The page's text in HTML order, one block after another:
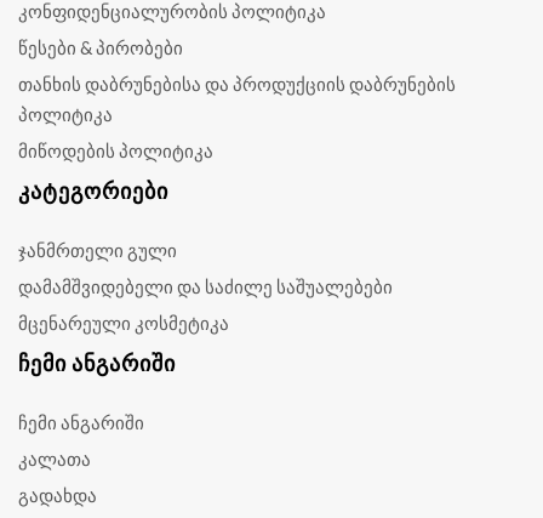
კონფიდენციალურობის პოლიტიკა
წესები & პირობები
თანხის დაბრუნებისა და პროდუქციის დაბრუნების
პოლიტიკა
მიწოდების პოლიტიკა
ᲙᲐᲢᲔᲒᲝᲠᲘᲔᲑᲘ
ჯანმრთელი გული
დამამშვიდებელი და საძილე საშუალებები
მცენარეული კოსმეტიკა
ᲩᲔᲛᲘ ᲐᲜᲒᲐᲠᲘᲨᲘ
ჩემი ანგარიში
კალათა
გადახდა